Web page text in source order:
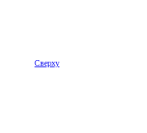
Сверху